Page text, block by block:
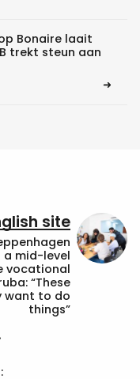
Bonaire laait
trekt steun aan
site
mid-level
vocational
“These
want to do
things”